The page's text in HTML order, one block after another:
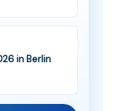
in Berlin